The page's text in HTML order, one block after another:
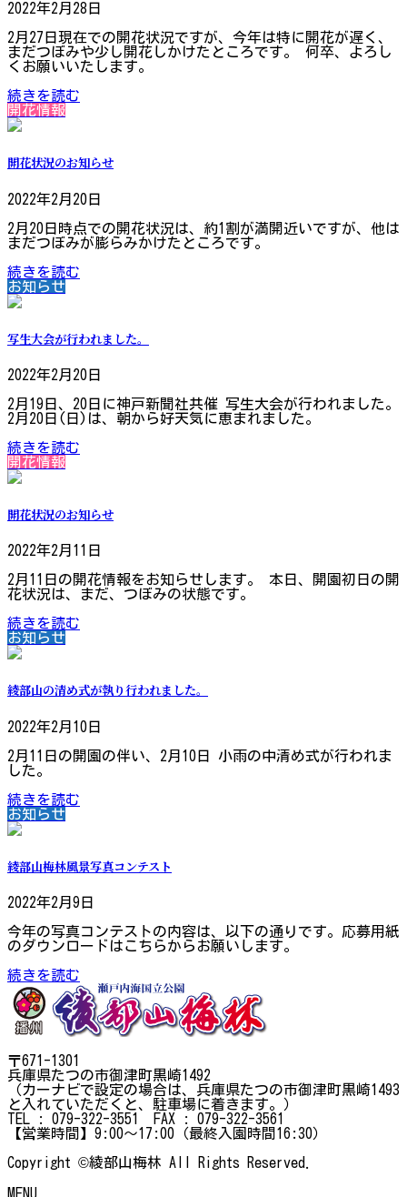
2022年2月28日
2月27日現在での開花状況ですが、今年は特に開花が遅く、
まだつぼみや少し開花しかけたところです。 何卒、よろし
くお願いいたします。
続きを読む
開花情報
開花状況のお知らせ
2022年2月20日
2月20日時点での開花状況は、約1割が満開近いですが、他は
まだつぼみが膨らみかけたところです。
続きを読む
お知らせ
写生大会が行われました。
2022年2月20日
2月19日、20日に神戸新聞社共催 写生大会が行われました。
2月20日(日)は、朝から好天気に恵まれました。
続きを読む
開花情報
開花状況のお知らせ
2022年2月11日
2月11日の開花情報をお知らせします。 本日、開園初日の開
花状況は、まだ、つぼみの状態です。
続きを読む
お知らせ
綾部山の清め式が執り行われました。
2022年2月10日
2月11日の開園の伴い、2月10日 小雨の中清め式が行われま
した。
続きを読む
お知らせ
綾部山梅林風景写真コンテスト
2022年2月9日
今年の写真コンテストの内容は、以下の通りです。応募用紙
のダウンロードはこちらからお願いします。
続きを読む
〒671-1301
兵庫県たつの市御津町黒崎1492
（カーナビで設定の場合は、兵庫県たつの市御津町黒崎1493
と入れていただくと、駐車場に着きます。）
TEL : 079-322-3551 FAX : 079-322-3561
【営業時間】9:00～17:00（最終入園時間16:30）
Copyright ©綾部山梅林 All Rights Reserved.
MENU